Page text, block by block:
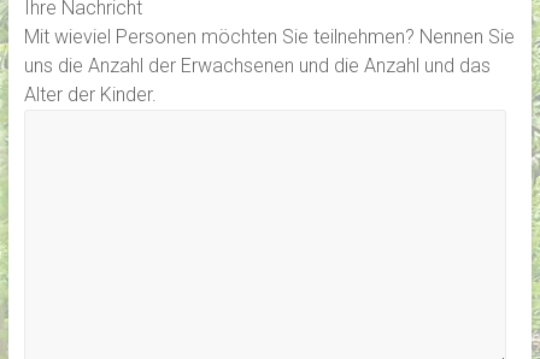
Ihre Nachricht
Mit wieviel Personen möchten Sie teilnehmen? Nennen Sie
uns die Anzahl der Erwachsenen und die Anzahl und das
Alter der Kinder.